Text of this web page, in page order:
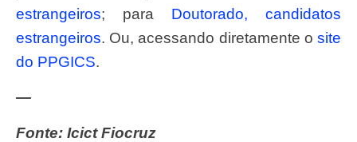
estrangeiros; para Doutorado, candidatos
estrangeiros. Ou, acessando diretamente o site
do PPGICS.
—
Fonte: Icict Fiocruz